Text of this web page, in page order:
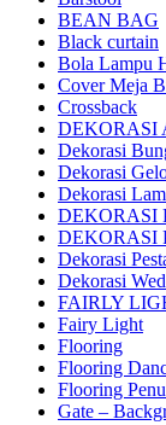
BEAN BAG
Black curtain
Bola Lampu
Cover Meja
Crossback
DEKORASI
Dekorasi
Dekorasi
Dekorasi
DEKORASI
DEKORASI
Dekorasi
Dekorasi
FAIRLY
Fairy Light
Flooring
Flooring
Flooring
Gate –